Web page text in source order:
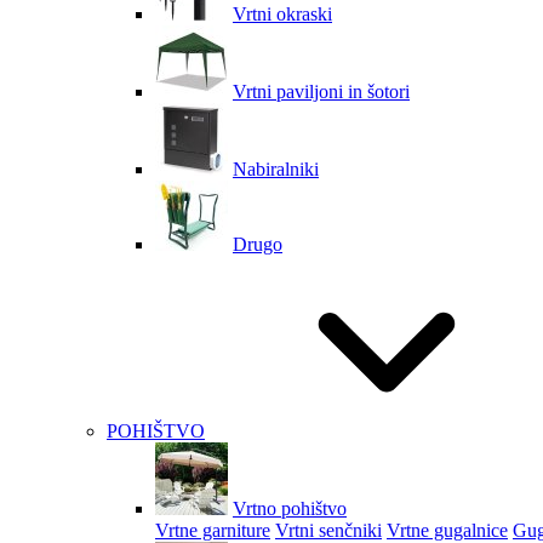
Vrtni okraski
Vrtni paviljoni in šotori
Nabiralniki
Drugo
POHIŠTVO
Vrtno pohištvo
Vrtne garniture Vrtni senčniki Vrtne gugalnice